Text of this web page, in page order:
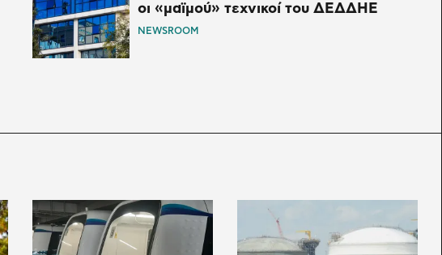
οι «μαϊμού» τεχνικοί του ΔΕΔΔΗΕ
NEWSROOM